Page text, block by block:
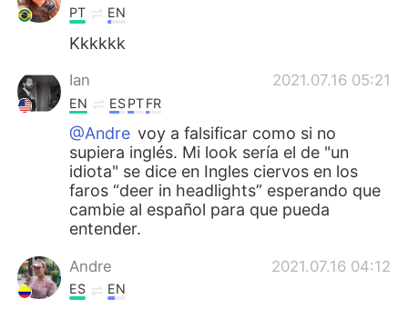
PT EN
Kkkkkk
Ian 2021.07.16 05:21
EN ESPTFR
@Andre voy a falsificar como si no
supiera inglés. Mi look sería el de "un
idiota" se dice en Ingles ciervos en los
faros “deer in headlights” esperando que
cambie al español para que pueda
entender.
Andre 2021.07.16 04:12
ES EN